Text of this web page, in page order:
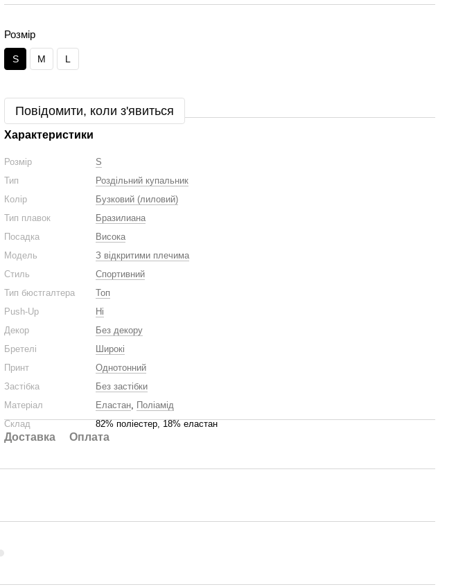
Розмір
S M L
Повідомити, коли з'явиться
Характеристики
Розмір
S
Тип
Роздільний купальник
Колір
Бузковий (лиловий)
Тип плавок
Бразилиана
Посадка
Висока
Модель
З відкритими плечима
Стиль
Спортивний
Тип бюстгалтера
Топ
Push-Up
Ні
Декор
Без декору
Бретелі
Широкі
Принт
Однотонний
Застібка
Без застібки
Матеріал
Еластан, Поліамід
Склад
82% поліестер, 18% еластан
Доставка Оплата